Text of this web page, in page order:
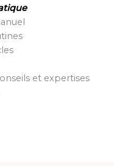
et expertises